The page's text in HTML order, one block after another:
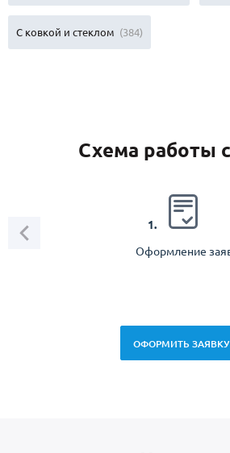
С ковкой и стеклом (384)
Схема работы
1.
Оформление
ОФОРМИТЬ ЗАЯВКУ